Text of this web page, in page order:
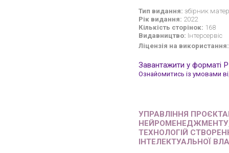
Тип видання: збірник
Рік видання: 2022
Кількість сторінок: 168
Видавництво: Інтерсервіс
Ліцензія на використання:
Завантажити у форматі
Ознайомитись із умовами
УПРАВЛІННЯ
НЕЙРОМЕНЕДЖМЕНТУ,
ТЕХНОЛОГІЙ
ІНТЕЛЕКТУАЛЬНОЇ